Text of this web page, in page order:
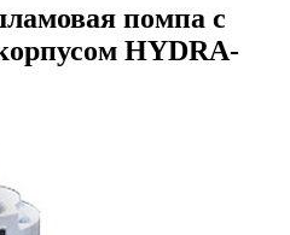
помпа c
HYDRA-